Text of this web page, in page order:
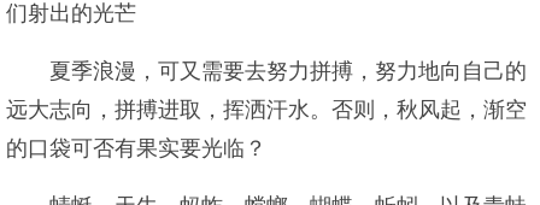
们射出的光芒
夏季浪漫，可又需要去努力拼搏，努力地向自己的
远大志向，拼搏进取，挥洒汗水。否则，秋风起，渐空
的口袋可否有果实要光临？